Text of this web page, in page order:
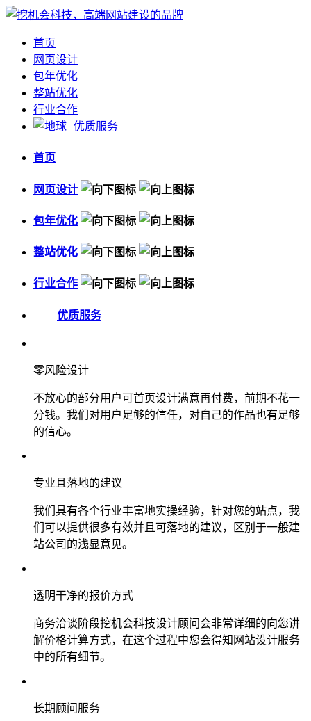
首页
网页设计
包年优化
整站优化
行业合作
优质服务
首页
网页设计
包年优化
整站优化
行业合作
优质服务
零风险设计
不放心的部分用户可首页设计满意再付费，前期不花一
分钱。我们对用户足够的信任，对自己的作品也有足够
的信心。
专业且落地的建议
我们具有各个行业丰富地实操经验，针对您的站点，我
们可以提供很多有效并且可落地的建议，区别于一般建
站公司的浅显意见。
透明干净的报价方式
商务洽谈阶段挖机会科技设计顾问会非常详细的向您讲
解价格计算方式，在这个过程中您会得知网站设计服务
中的所有细节。
长期顾问服务